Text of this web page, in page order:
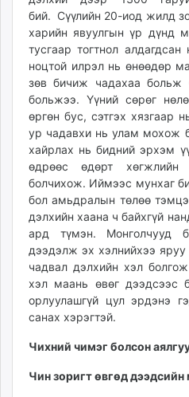
mminfo.mn
ugluu.mn
urlag.mn
unen.mn
asu.mn
shudarga.mn
shuurhai.mn
unuudur.mn
isee.mn
mglradio.com
fact.mn
itoim.mn
tumen.mn
shuum.mn
tvmongolia.mn
unegui.mn
assa.mn
бий. Сүүлийн 20-иод жилд
харийн явуулгын үр дүнд
тусгаар тогтнол
ноцтой илрэл нь өнөөдөр
зөв бичиж чадахаа больж
больжээ. Үүний сөрөг
өргөн бус, сэтгэх хязгаар
ур чадавхи нь улам мохож
хайрлах нь бидний эрхэм
өдрөөс өдөрт
болчихож. Иймээс мунхаг
бол амьдралын төлөө
дэлхийн хаана ч байхгүй
ард түмэн. Монголчууд
дээдэлж эх хэлнийхээ
чадвал дэлхийн хэл
хэл маань өвөг дээдсээс
орлуулашгүй цул эрдэнэ
санах хэрэгтэй.
Чихний чимэг болсон
Чин зоригт өвгөд дээдсийн